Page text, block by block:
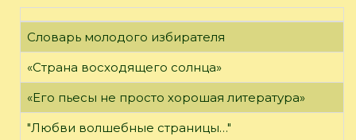
Словарь молодого избирателя
«Страна восходящего солнца»
«Его пьесы не просто хорошая литература»
"Любви волшебные страницы…"